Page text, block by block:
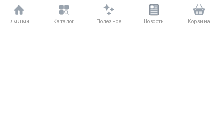
Главная Каталог Полезное Новости Корзина